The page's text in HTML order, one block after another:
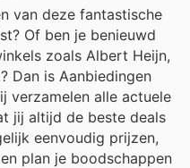
van deze fantastische
Of ben je benieuwd
zoals Albert Heijn,
Dan is Aanbiedingen
verzamelen alle actuele
jij altijd de beste deals
eenvoudig prijzen,
plan je boodschappen